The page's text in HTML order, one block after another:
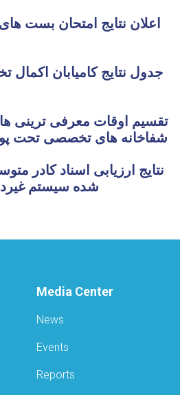
اعلان نتایج امتحان بست
جدول نتایج کامیابان
شفاخانه های تخصصی
نتایج ارزیابی اسناد کادر
شده سیستم
Media Center
News
Events
Reports